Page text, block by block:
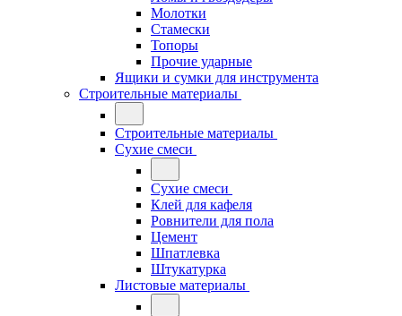
Молотки
Стамески
Топоры
Прочие ударные
Ящики и сумки для инструмента
Строительные материалы
Строительные материалы
Сухие смеси
Сухие смеси
Клей для кафеля
Ровнители для пола
Цемент
Шпатлевка
Штукатурка
Листовые материалы